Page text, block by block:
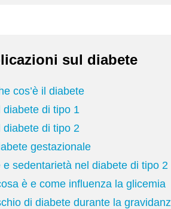
sul diabete
cos’è il diabete
diabete di tipo 1
diabete di tipo 2
gestazionale
sedentarietà nel diabete di tipo 2
è e come influenza la glicemia
di diabete durante la